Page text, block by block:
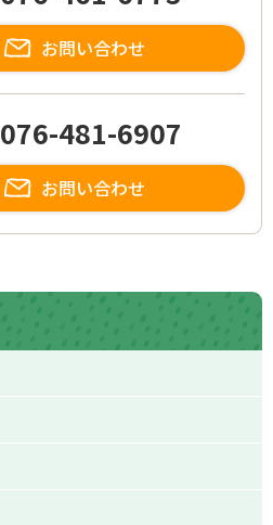
お問い合わせ
076-481-6907
お問い合わせ